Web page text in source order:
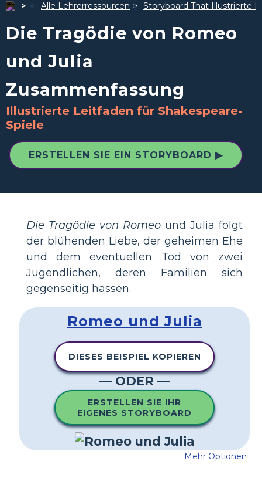
Alle Lehrerressourcen Storyboard That Illustrierte
Die Tragödie von Romeo
und Julia
Zusammenfassung
Illustrierte Leitfaden für Shakespeare-
Spiele
ERSTELLEN SIE EIN STORYBOARD ▶
Die Tragödie von Romeo und Julia folgt
der blühenden Liebe, der geheimen Ehe
und dem eventuellen Tod von zwei
Jugendlichen, deren Familien sich
gegenseitig hassen.
Romeo und Julia
DIESES BEISPIEL KOPIEREN
— ODER —
ERSTELLEN SIE IHR
EIGENES STORYBOARD
Mehr Optionen